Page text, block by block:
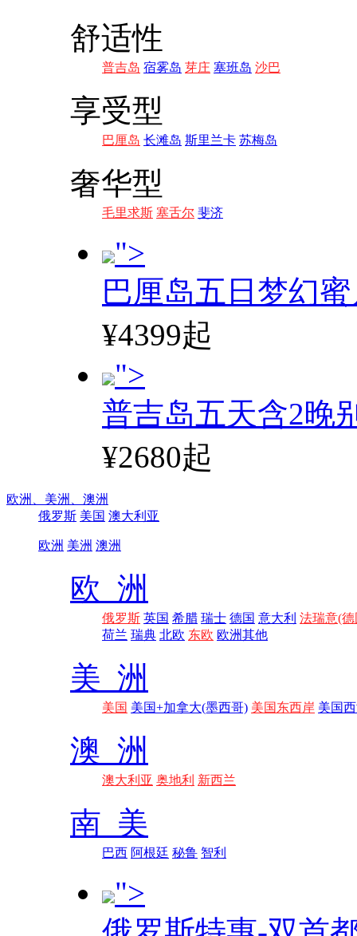
舒适性
普吉岛 宿雾岛 芽庄 塞班岛 沙巴
享受型
巴厘岛 长滩岛 斯里兰卡 苏梅岛
奢华型
毛里求斯 塞舌尔 斐济
">
巴厘岛五日梦幻
¥4399起
">
普吉岛五天含2晚
¥2680起
欧洲、 美洲、 澳洲
俄罗斯 美国 澳大利亚
欧洲 美洲 澳洲
欧 洲
俄罗斯 英国 希腊 瑞士 德国 意大利 法瑞意(德
荷兰 瑞典 北欧 东欧 欧洲其他
美 洲
美国 美国+加拿大(墨西哥) 美国东西岸 美国
澳 洲
澳大利亚 奥地利 新西兰
南 美
巴西 阿根廷 秘鲁 智利
">